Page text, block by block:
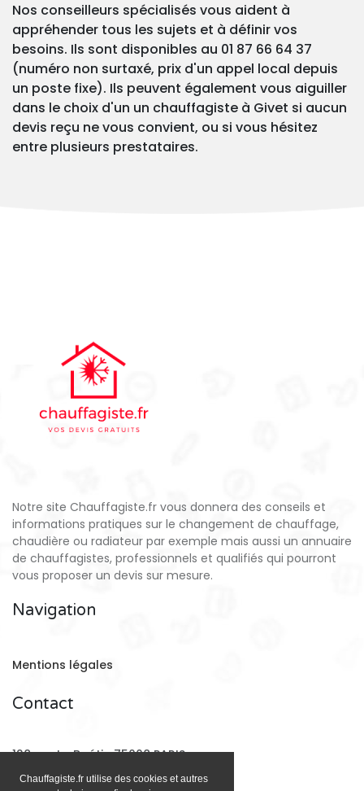
Chauffagiste.fr utilise des cookies et autres
Nos conseilleurs spécialisés vous aident à
appréhender tous les sujets et à définir vos
besoins. Ils sont disponibles au 01 87 66 64 37
(numéro non surtaxé, prix d'un appel local depuis
un poste fixe). Ils peuvent également vous aiguiller
dans le choix d'un un chauffagiste à Givet si aucun
devis reçu ne vous convient, ou si vous hésitez
entre plusieurs prestataires.
Notre site Chauffagiste.fr vous donnera des conseils et
informations pratiques sur le changement de chauffage,
chaudière ou radiateur par exemple mais aussi un annuaire
de chauffagistes, professionnels et qualifiés qui pourront
vous proposer un devis sur mesure.
Navigation
Mentions légales
Contact
128 rue La Boétie 75008 PARIS